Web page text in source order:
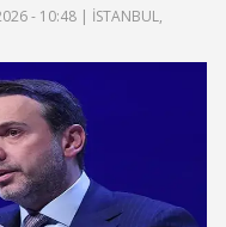
- 10:48 | İSTANBUL,